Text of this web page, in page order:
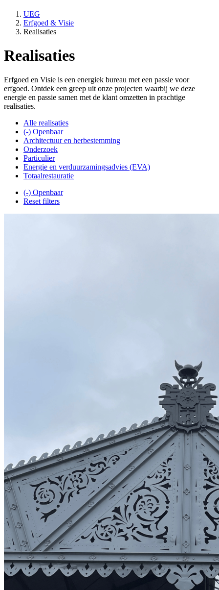
UEG
Erfgoed & Visie
Realisaties
Realisaties
Erfgoed en Visie is een energiek bureau met een passie voor
erfgoed. Ontdek een greep uit onze projecten waarbij we deze
energie en passie samen met de klant omzetten in prachtige
realisaties.
Alle realisaties
(-) Openbaar
Architectuur en herbestemming
Onderzoek
Particulier
Energie en verduurzamingsadvies (EVA)
Totaalrestauratie
(-) Openbaar
Reset filters